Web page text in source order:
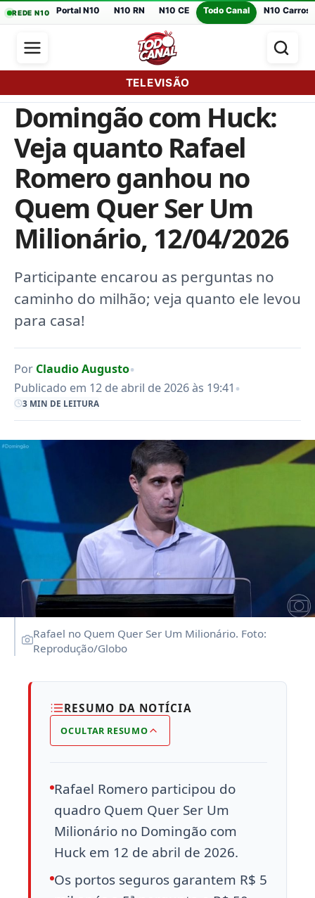
REDE N10 Portal N10 N10 RN N10 CE Todo Canal N10 Carros
TELEVISÃO
Domingão com Huck:
Veja quanto Rafael
Romero ganhou no
Quem Quer Ser Um
Milionário, 12/04/2026
Participante encarou as perguntas no
caminho do milhão; veja quanto ele levou
para casa!
Por Claudio Augusto•
Publicado em 12 de abril de 2026 às 19:41 •
3 MIN DE LEITURA
Rafael no Quem Quer Ser Um Milionário. Foto:
Reprodução/Globo
RESUMO DA NOTÍCIA
OCULTAR RESUMO
Rafael Romero participou do
quadro Quem Quer Ser Um
Milionário no Domingão com
Huck em 12 de abril de 2026.
Os portos seguros garantem R$ 5